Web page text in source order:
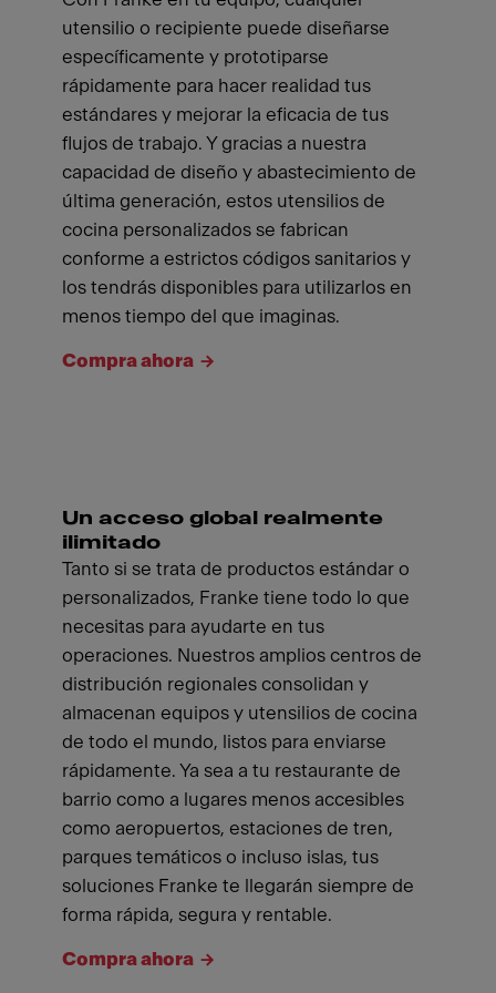
utensilio o recipiente puede diseñarse
específicamente y prototiparse
rápidamente para hacer realidad tus
estándares y mejorar la eficacia de tus
flujos de trabajo. Y gracias a nuestra
capacidad de diseño y abastecimiento de
última generación, estos utensilios de
cocina personalizados se fabrican
conforme a estrictos códigos sanitarios y
los tendrás disponibles para utilizarlos en
menos tiempo del que imaginas.
Compra ahora
Un acceso global realmente
ilimitado
Tanto si se trata de productos estándar o
personalizados, Franke tiene todo lo que
necesitas para ayudarte en tus
operaciones. Nuestros amplios centros de
distribución regionales consolidan y
almacenan equipos y utensilios de cocina
de todo el mundo, listos para enviarse
rápidamente. Ya sea a tu restaurante de
barrio como a lugares menos accesibles
como aeropuertos, estaciones de tren,
parques temáticos o incluso islas, tus
soluciones Franke te llegarán siempre de
forma rápida, segura y rentable.
Compra ahora